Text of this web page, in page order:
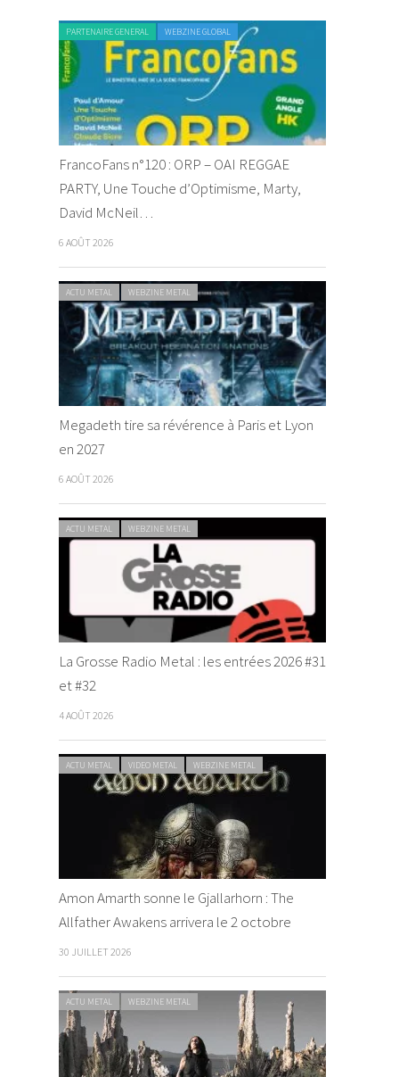
PARTENAIRE GENERAL WEBZINE GLOBAL
FrancoFans n°120 : ORP – OAI REGGAE
PARTY, Une Touche d’Optimisme, Marty,
David McNeil…
6 AOÛT 2026
ACTU METAL WEBZINE METAL
Megadeth tire sa révérence à Paris et Lyon
en 2027
6 AOÛT 2026
ACTU METAL WEBZINE METAL
La Grosse Radio Metal : les entrées 2026 #31
et #32
4 AOÛT 2026
ACTU METAL VIDEO METAL WEBZINE METAL
Amon Amarth sonne le Gjallarhorn : The
Allfather Awakens arrivera le 2 octobre
30 JUILLET 2026
ACTU METAL WEBZINE METAL